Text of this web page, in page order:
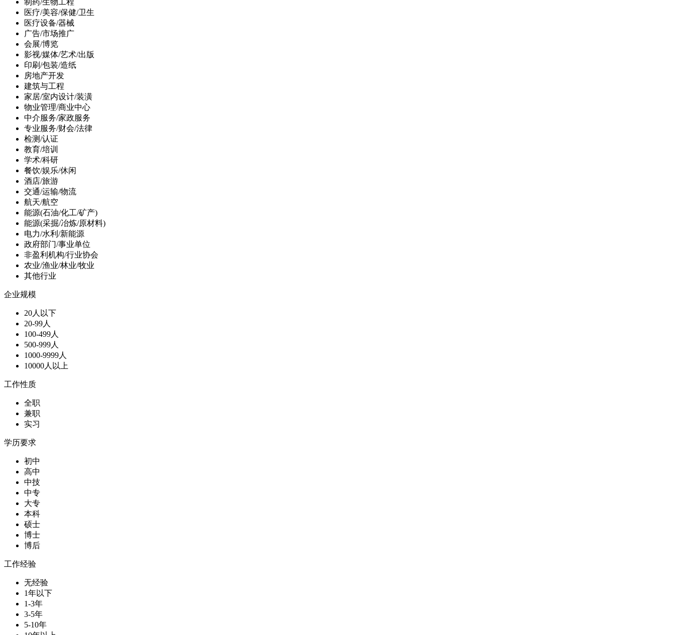
制药/生物工程
医疗/美容/保健/卫生
医疗设备/器械
广告/市场推广
会展/博览
影视/媒体/艺术/出版
印刷/包装/造纸
房地产开发
建筑与工程
家居/室内设计/装潢
物业管理/商业中心
中介服务/家政服务
专业服务/财会/法律
检测/认证
教育/培训
学术/科研
餐饮/娱乐/休闲
酒店/旅游
交通/运输/物流
航天/航空
能源(石油/化工/矿产)
能源(采掘/冶炼/原材料)
电力/水利/新能源
政府部门/事业单位
非盈利机构/行业协会
农业/渔业/林业/牧业
其他行业
企业规模
20人以下
20-99人
100-499人
500-999人
1000-9999人
10000人以上
工作性质
全职
兼职
实习
学历要求
初中
高中
中技
中专
大专
本科
硕士
博士
博后
工作经验
无经验
1年以下
1-3年
3-5年
5-10年